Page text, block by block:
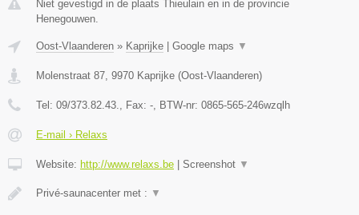
Niet gevestigd in de plaats Thieulain en in de provincie
Henegouwen.
Oost-Vlaanderen » Kaprijke | Google maps ▼
Molenstraat 87 9970 Kaprijke (Oost-Vlaanderen)
Tel: 09/373.82.43. , Fax: - , BTW-nr: 0865-565-246wzqlh
E-mail › Relaxs
Website: http://www.relaxs.be | Screenshot ▼
Privé-saunacenter met : ▼